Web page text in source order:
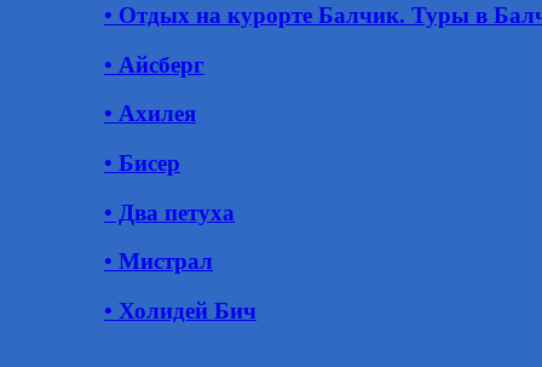
• Отдых на курорте Балчик. Туры в
• Айсберг
• Ахилея
• Бисер
• Два петуха
• Мистрал
• Холидей Бич